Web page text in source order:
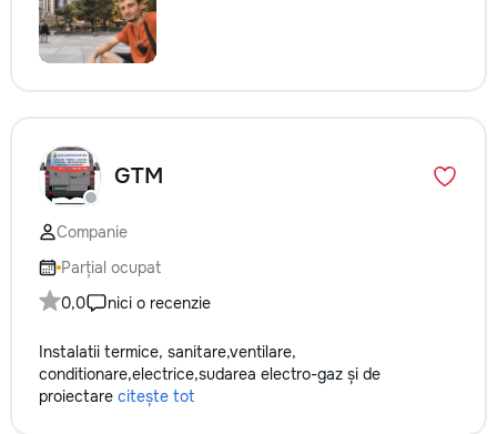
GTM
Companie
Parțial ocupat
0,0
nici o recenzie
Instalatii termice, sanitare,ventilare,
conditionare,electrice,sudarea electro-gaz și de
proiectare citește tot